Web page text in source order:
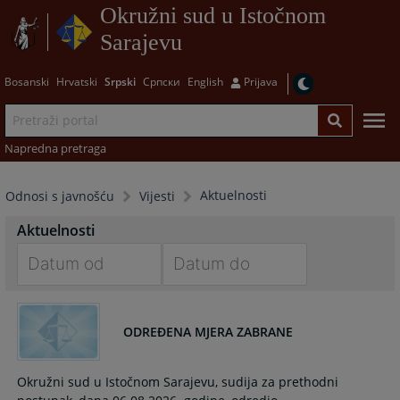
Okružni sud u Istočnom
Sarajevu
Bosanski Hrvatski Srpski Српски English Prijava
Napredna pretraga
Odnosi s javnošću Vijesti Aktuelnosti
Aktuelnosti
forward
interact
the
to
the
ODREĐENA MJERA ZABRANE
Okružni sud u Istočnom Sarajevu, sudija za prethodni